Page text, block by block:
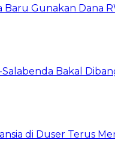
Baru Gunakan Dana
Bakal
di Duser Terus